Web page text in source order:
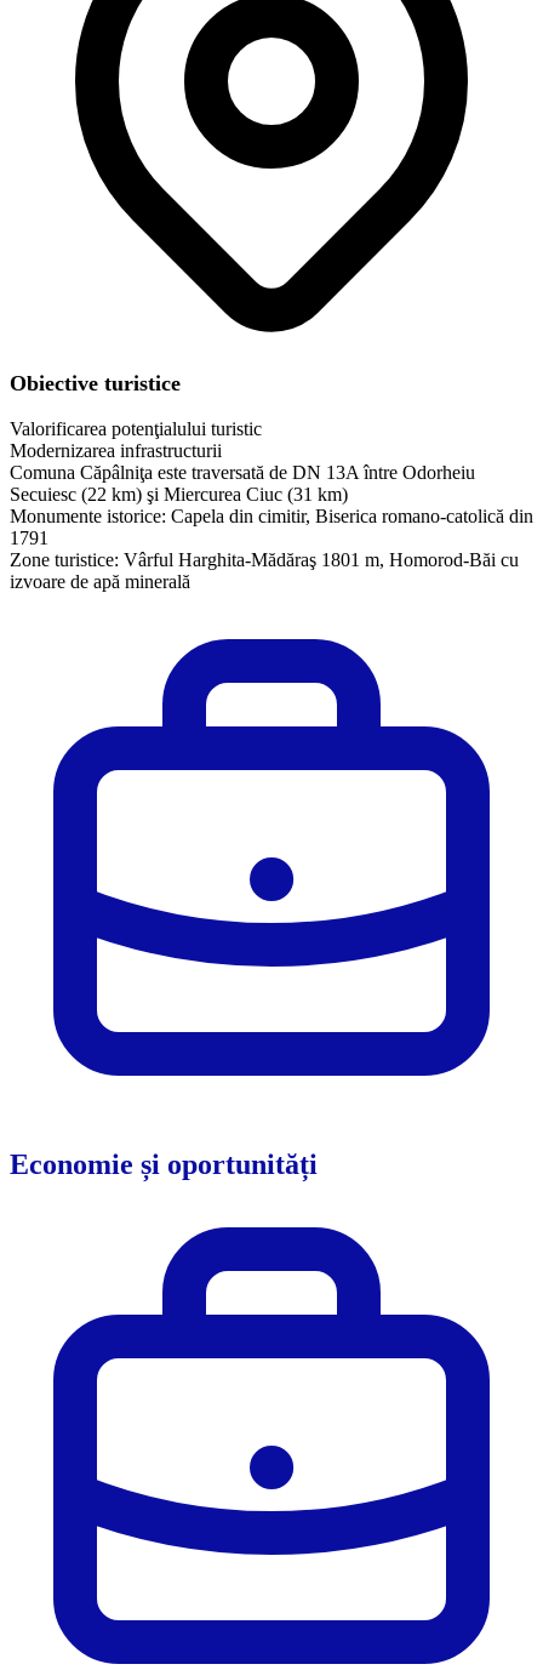
Obiective turistice
Valorificarea potenţialului turistic
Modernizarea infrastructurii
Comuna Căpâlniţa este traversată de DN 13A între Odorheiu
Secuiesc (22 km) şi Miercurea Ciuc (31 km)
Monumente istorice: Capela din cimitir, Biserica romano-catolică din
1791
Zone turistice: Vârful Harghita-Mădăraş 1801 m, Homorod-Băi cu
izvoare de apă minerală
Economie și oportunități